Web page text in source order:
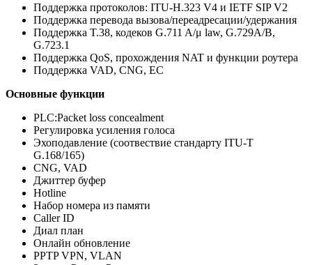
Поддержка протоколов: ITU-H.323 V4 и IETF SIP V2
Поддержка перевода вызова/переадресации/удержания
Поддержка T.38, кодеков G.711 A/μ law, G.729A/B,
G.723.1
Поддержка QoS, прохождения NAT и функции роутера
Поддержка VAD, CNG, EC
Основные функции
PLC:Packet loss concealment
Регулировка усиления голоса
Эхоподавление (соотвествие стандарту ITU-T
G.168/165)
CNG, VAD
Джиттер буфер
Hotline
Набор номера из памяти
Caller ID
Диал план
Онлайн обновление
PPTP VPN, VLAN